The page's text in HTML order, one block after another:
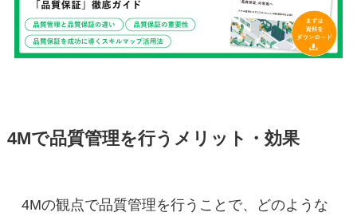
4Mで品質管理を行うメリット・効果
4Mの観点で品質管理を行うことで、どのような